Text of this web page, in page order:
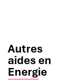
Autres
aides en
Energie